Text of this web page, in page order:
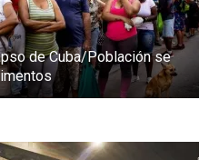
de Cuba/Población se